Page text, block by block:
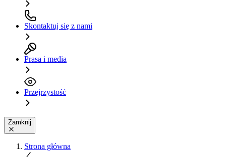
Skontaktuj się z nami
Prasa i media
Przejrzystość
Zamknij
Strona główna